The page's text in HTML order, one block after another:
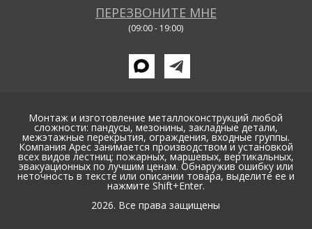
ПЕРЕЗВОНИТЕ МНЕ
(09:00 - 19:00)
Монтаж и изготовление металлоконструкций любой
сложности: пандусы, мезонины, закладные детали,
межэтажные перекрытия, ограждения, входные группы.
Компания Арес занимается производством и установкой
всех видов лестниц: пожарных, маршевых, вертикальных,
эвакуационных по лучшим ценам. Обнаружив ошибку или
неточность в тексте или описании товара, выделите ее и
нажмите Shift+Enter.
2026. Все права защищены